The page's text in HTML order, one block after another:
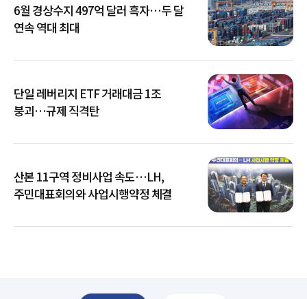
6월 경상수지 497억 달러 흑자…두 달
연속 역대 최대
단일 레버리지 ETF 거래대금 1조
붕괴…규제 직격탄
산본 11구역 정비사업 속도…LH,
주민대표회의와 사업시행약정 체결